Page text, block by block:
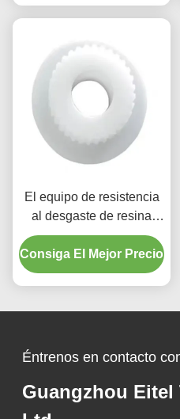
El equipo de resistencia
al desgaste de resina
ligero para piezas de
repuesto del disco de
freno
Consiga El Mejor Precio
Éntrenos en contacto
Guangzhou Eitel